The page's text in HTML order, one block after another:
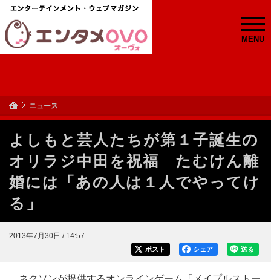
MENU
ニュース
よしもと芸人たちが第１子誕生の
オリラジ中田を祝福 たむけん離
婚には「あの人は１人でやってけ
る」
2013年7月30日 / 14:57
送る
シェア
ポスト